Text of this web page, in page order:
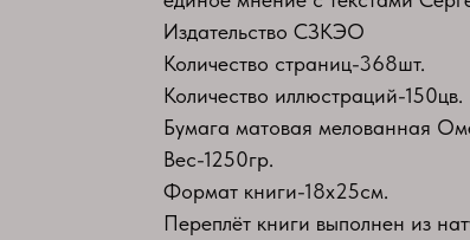
Издательство СЗКЭО
Количество страниц-368шт.
Количество иллюстраций-150цв.
Бумага матовая мелованная
Вес-1250гр.
Формат книги-18х25см.
Переплёт книги выполнен из